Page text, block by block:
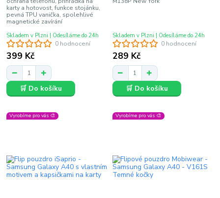
0 hodnocení
karty a hotovost, funkce stojánku,
pevná TPU vanička, spolehlivé
magnetické zavírání
399 Kč
Skladem v Plzni | Odesíláme do 24h
🛒 Do košíku
0 hodnocení
289 Kč
Skladem v Plzni | Odesíláme do 24h
🛒 Do košíku
Vyrobíme pro vás 🎨 Vyrobíme pro vás 🎨